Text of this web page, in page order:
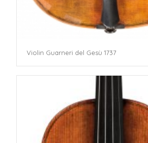
Violin Guarneri del Gesù 1737